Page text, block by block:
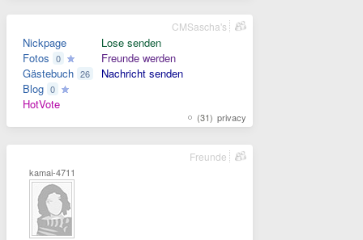
Nickpage
Fotos 0
Gästebuch 26
Blog 0
HotVote
Lose senden
Freunde werden
Nachricht senden
(31) privacy
CMSascha's
kamai-4711
Freunde